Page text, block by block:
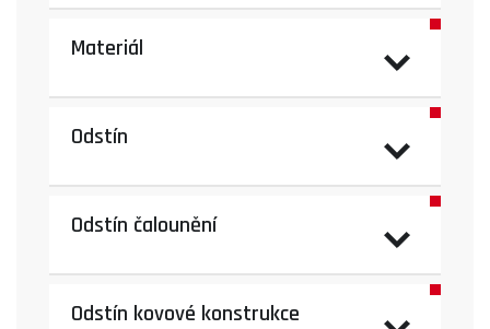
Materiál
Odstín
Odstín čalounění
Odstín kovové konstrukce